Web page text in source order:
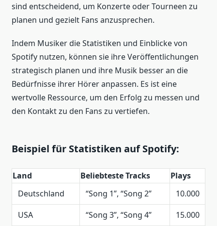
sind entscheidend, um Konzerte oder Tourneen zu
planen und gezielt Fans anzusprechen.
Indem Musiker die Statistiken und Einblicke von
Spotify nutzen, können sie ihre Veröffentlichungen
strategisch planen und ihre Musik besser an die
Bedürfnisse ihrer Hörer anpassen. Es ist eine
wertvolle Ressource, um den Erfolg zu messen und
den Kontakt zu den Fans zu vertiefen.
Beispiel für Statistiken auf Spotify:
Land Beliebteste Tracks
Plays
Deutschland
“Song 1”, “Song 2”
10.000
USA
“Song 3”, “Song 4”
15.000